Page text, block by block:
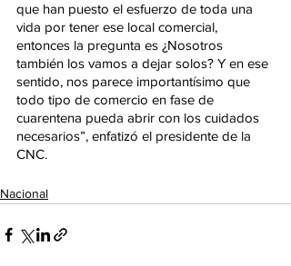
que han puesto el esfuerzo de toda una
vida por tener ese local comercial,
entonces la pregunta es ¿Nosotros
también los vamos a dejar solos? Y en ese
sentido, nos parece importantísimo que
todo tipo de comercio en fase de
cuarentena pueda abrir con los cuidados
necesarios”, enfatizó el presidente de la
CNC.
Nacional